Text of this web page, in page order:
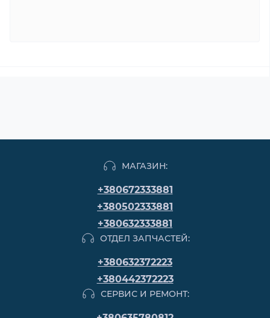
МАГАЗИН:
+380672333881
+380502333881
+380632333881
ОТДЕЛ ЗАПЧАСТЕЙ:
+380632372223
+380442372223
СЕРВИС И РЕМОНТ: